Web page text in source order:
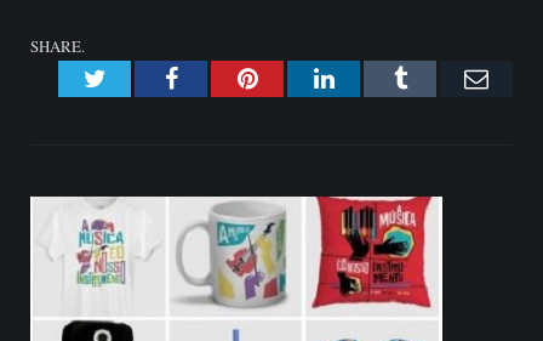
SHARE.
TwitterFacebookPinterestLinkedInTumblr